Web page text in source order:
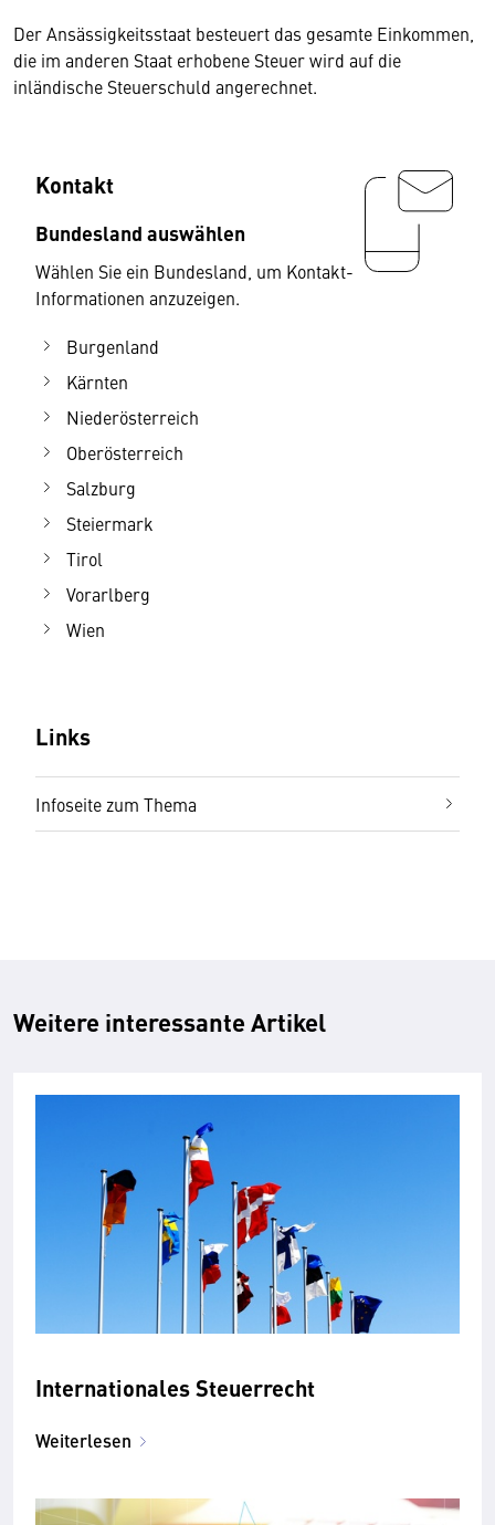
Der Ansässigkeitsstaat besteuert das gesamte Einkommen,
die im anderen Staat erhobene Steuer wird auf die
inländische Steuerschuld angerechnet.
Kontakt
Bundesland auswählen
Wählen Sie ein Bundesland, um Kontakt-
Informationen anzuzeigen.
Burgenland
Kärnten
Niederösterreich
Oberösterreich
Salzburg
Steiermark
Tirol
Vorarlberg
Wien
Links
Infoseite zum Thema
Weitere interessante Artikel
Internationales Steuerrecht
Weiterlesen